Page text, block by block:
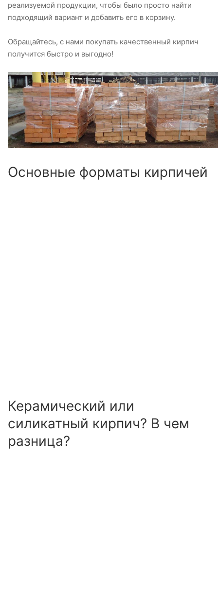
реализуемой продукции, чтобы было просто найти
подходящий вариант и добавить его в корзину.
Обращайтесь, с нами покупать качественный кирпич
получится быстро и выгодно!
Основные форматы кирпичей
Керамический или
силикатный кирпич? В чем
разница?